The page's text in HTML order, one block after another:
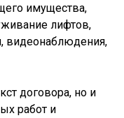
имущества,
лифтов,
видеонаблюдения,
договора, но и
работ и